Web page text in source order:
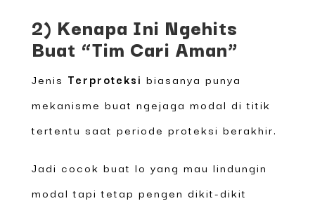
2) Kenapa Ini Ngehits
Buat “Tim Cari Aman”
Jenis Terproteksi biasanya punya
mekanisme buat ngejaga modal di titik
tertentu saat periode proteksi berakhir.
Jadi cocok buat lo yang mau lindungin
modal tapi tetap pengen dikit-dikit